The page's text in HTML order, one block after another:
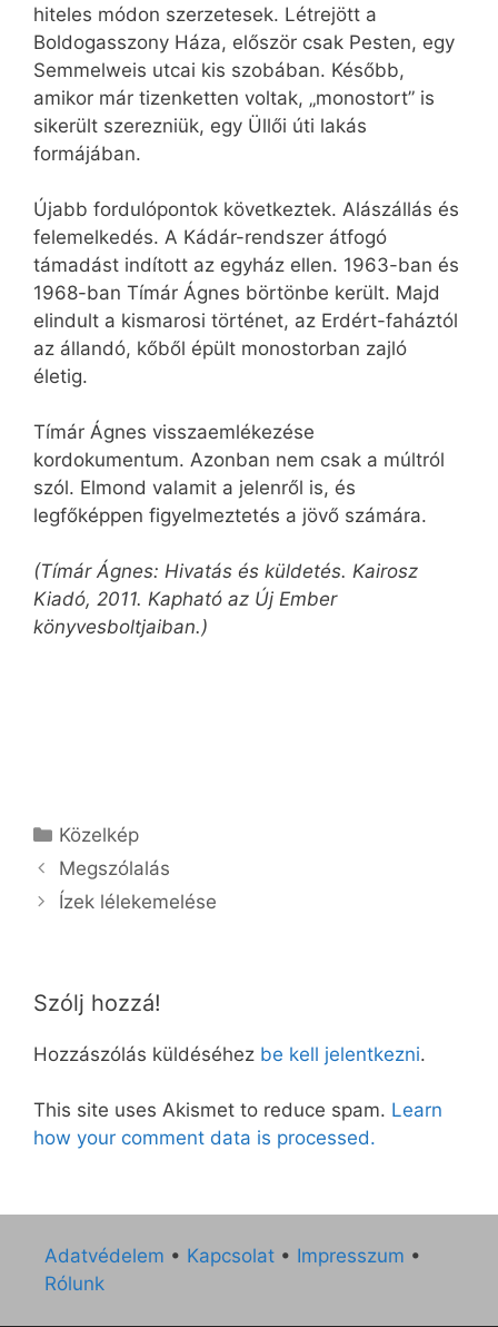
hiteles módon szerzetesek. Létrejött a
Boldogasszony Háza, először csak Pesten, egy
Semmelweis utcai kis szobában. Később,
amikor már tizenketten voltak, „monostort” is
sikerült szerezniük, egy Üllői úti lakás
formájában.
Újabb fordulópontok következtek. Alászállás és
felemelkedés. A Kádár-rendszer átfogó
támadást indított az egyház ellen. 1963-ban és
1968-ban Tímár Ágnes börtönbe került. Majd
elindult a kismarosi történet, az Erdért-faháztól
az állandó, kőből épült monostorban zajló
életig.
Tímár Ágnes visszaemlékezése
kordokumentum. Azonban nem csak a múltról
szól. Elmond valamit a jelenről is, és
legfőképpen figyelmeztetés a jövő számára.
(Tímár Ágnes: Hivatás és küldetés. Kairosz
Kiadó, 2011. Kapható az Új Ember
könyvesboltjaiban.)
Kategória
Közelkép
Megszólalás
Ízek lélekemelése
Szólj hozzá!
Hozzászólás küldéséhez be kell jelentkezni.
This site uses Akismet to reduce spam. Learn
how your comment data is processed.
Adatvédelem • Kapcsolat • Impresszum •
Rólunk